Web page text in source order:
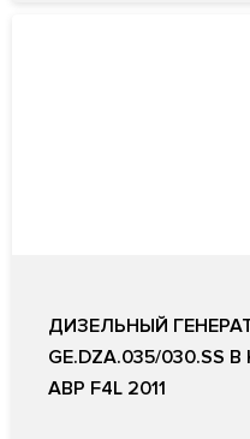
ДИЗЕЛЬНЫЙ
GE.DZA.035/030.SS
АВР F4L 2011